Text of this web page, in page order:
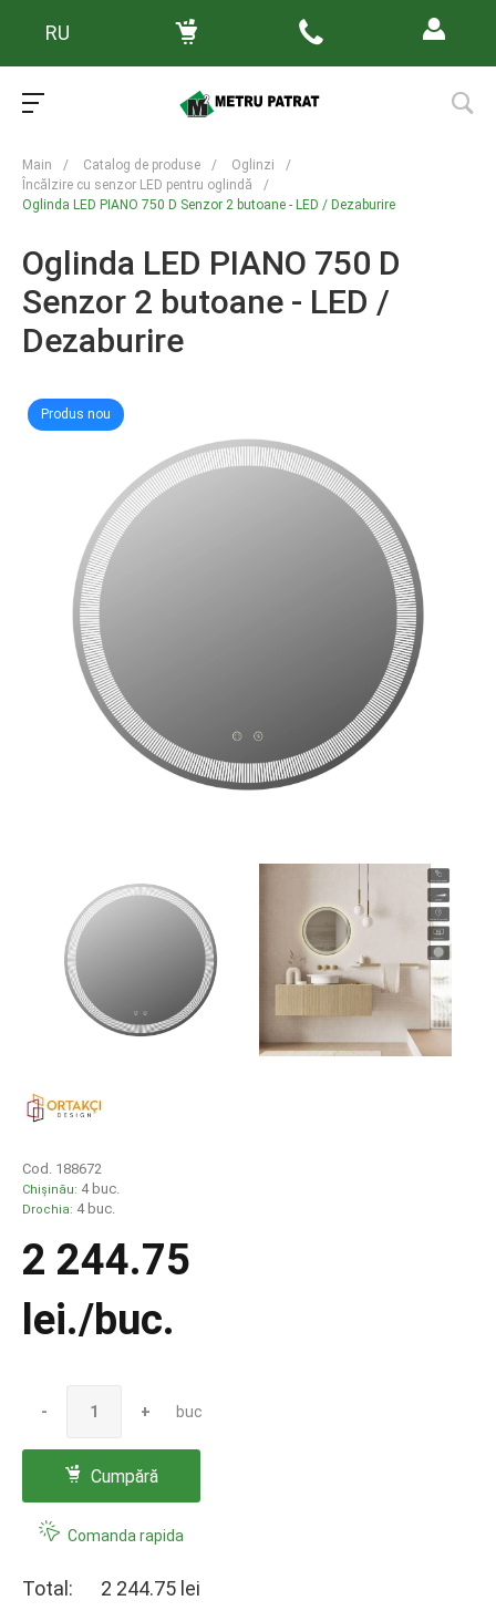
RU
Main / Catalog de produse / Oglinzi
/
Încălzire cu senzor LED pentru oglindă
/
Oglinda LED PIANO 750 D Senzor 2 butoane - LED / Dezaburire
Oglinda LED PIANO 750 D
Senzor 2 butoane - LED /
Dezaburire
Produs nou
Cod. 188672
Chișinău: 4 buc.
Drochia: 4 buc.
2 244.75
lei./buc.
- + buc
Cumpără
Comanda rapida
Total: 2 244.75 lei